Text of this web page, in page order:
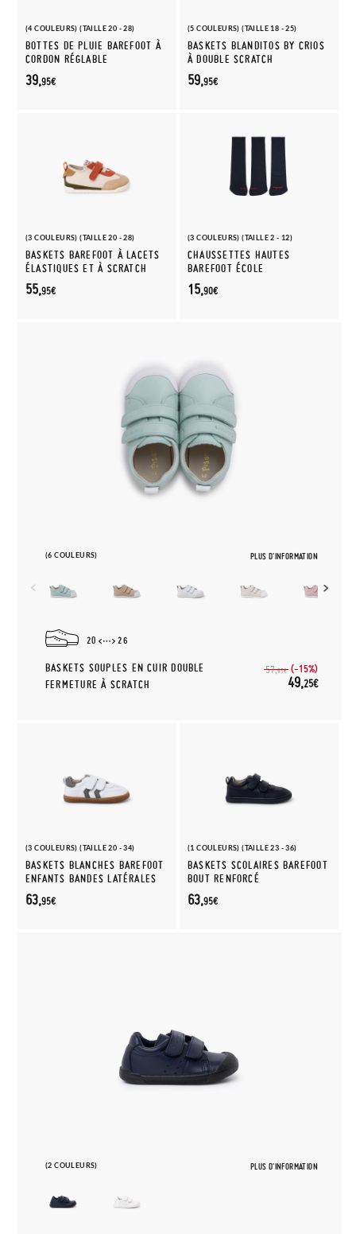
(4 COULEURS) (TAILLE 20 - 28)
BOTTES DE PLUIE BAREFOOT À
CORDON RÉGLABLE
39,95€
(5 COULEURS) (TAILLE 18 - 25)
BASKETS BLANDITOS BY CRIOS
À DOUBLE SCRATCH
59,95€
(3 COULEURS) (TAILLE 20 - 28)
BASKETS BAREFOOT À LACETS
ÉLASTIQUES ET À SCRATCH
55,95€
(3 COULEURS) (TAILLE 2 - 12)
CHAUSSETTES HAUTES
BAREFOOT ÉCOLE
15,90€
(6 COULEURS) PLUS D'INFORMATION
20 26
BASKETS SOUPLES EN CUIR DOUBLE
FERMETURE À SCRATCH
57,95€ (-15%)
49,25€
(3 COULEURS) (TAILLE 20 - 34)
BASKETS BLANCHES BAREFOOT
ENFANTS BANDES LATÉRALES
63,95€
(1 COULEURS) (TAILLE 23 - 36)
BASKETS SCOLAIRES BAREFOOT
BOUT RENFORCÉ
63,95€
(2 COULEURS) PLUS D'INFORMATION